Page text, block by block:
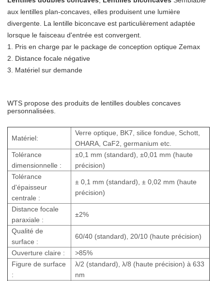
aux lentilles plan-concaves, elles produisent une lumière
divergente. La lentille biconcave est particulièrement adaptée
lorsque le faisceau d'entrée est convergent.
1. Pris en charge par le package de conception optique Zemax
2. Distance focale négative
3. Matériel sur demande
WTS propose des produits de lentilles doubles concaves
personnalisées.
Matériel:
Verre optique, BK7, silice fondue, Schott,
OHARA, CaF2, germanium etc.
Tolérance
dimensionnelle :
±0,1 mm (standard), ±0,01 mm (haute
précision)
Tolérance
d'épaisseur
centrale :
± 0,1 mm (standard), ± 0,02 mm (haute
précision)
Distance focale
paraxiale :
±2%
Qualité de
surface :
60/40 (standard), 20/10 (haute précision)
Ouverture claire :
>85%
Figure de surface
:
λ/2 (standard), λ/8 (haute précision) à 633
nm